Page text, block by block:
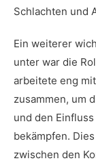
Schlachten und
Ein ⁣weiterer​
unter war die
arbeitete eng
zusammen, um⁣
und den
⁤bekämpfen.
zwischen den